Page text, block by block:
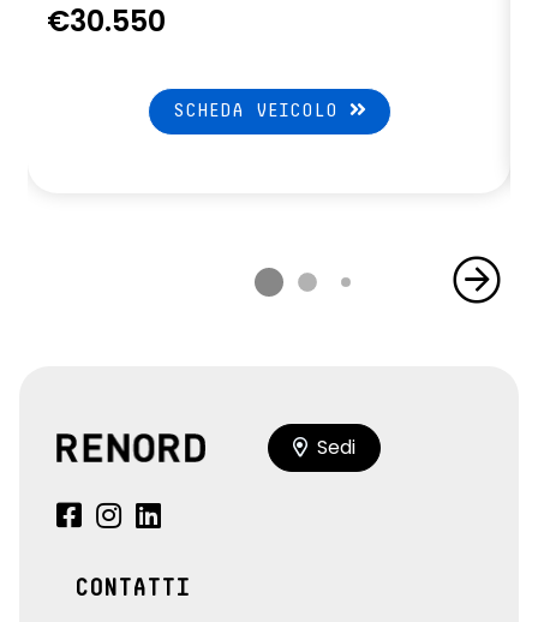
€30.550
SCHEDA VEICOLO
Sedi
CONTATTI